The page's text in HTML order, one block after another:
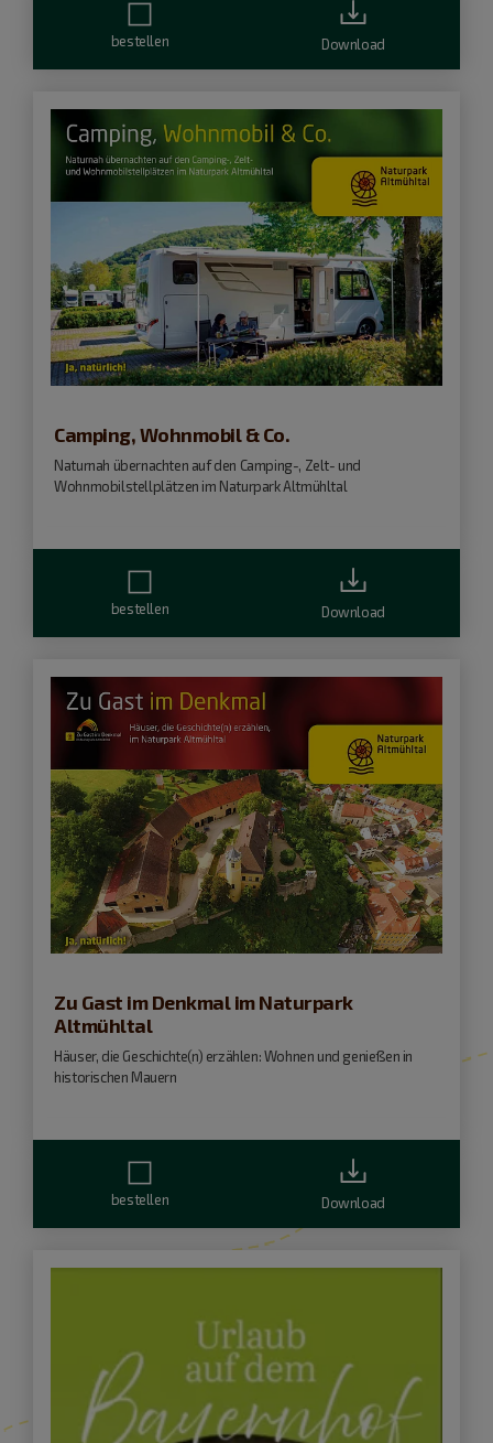
bestellen Download
Camping, Wohnmobil & Co.
Naturnah übernachten auf den Camping-, Zelt- und
Wohnmobilstellplätzen im Naturpark Altmühltal
bestellen Download
Zu Gast im Denkmal im Naturpark
Altmühltal
Häuser, die Geschichte(n) erzählen: Wohnen und genießen in
historischen Mauern
bestellen Download